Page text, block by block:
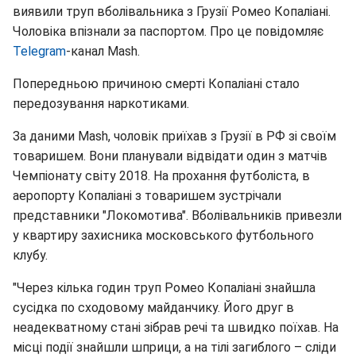
виявили труп вболівальника з Грузії Ромео Копаліані.
Чоловіка впізнали за паспортом. Про це повідомляє
Telegram-канал Mash.
Попередньою причиною смерті Копаліані стало
передозування наркотиками.
За даними Mash, чоловік приїхав з Грузії в РФ зі своїм
товаришем. Вони планували відвідати один з матчів
Чемпіонату світу 2018. На прохання футболіста, в
аеропорту Копаліані з товаришем зустрічали
представники "Локомотива". Вболівальників привезли
у квартиру захисника московського футбольного
клубу.
"Через кілька годин труп Ромео Копаліані знайшла
сусідка по сходовому майданчику. Його друг в
неадекватному стані зібрав речі та швидко поїхав. На
місці події знайшли шприци, а на тілі загиблого – сліди